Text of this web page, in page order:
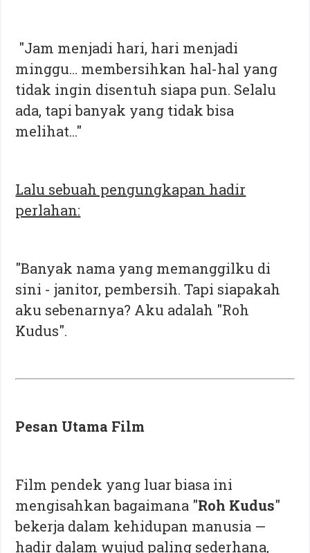
"Jam menjadi hari, hari menjadi
minggu... membersihkan hal-hal yang
tidak ingin disentuh siapa pun. Selalu
ada, tapi banyak yang tidak bisa
melihat..."
Lalu sebuah pengungkapan hadir
perlahan:
"Banyak nama yang memanggilku di
sini - janitor, pembersih. Tapi siapakah
aku sebenarnya? Aku adalah "Roh
Kudus".
Pesan Utama Film
Film pendek yang luar biasa ini
mengisahkan bagaimana "Roh Kudus"
bekerja dalam kehidupan manusia —
hadir dalam wujud paling sederhana,